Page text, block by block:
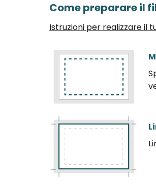
Come preparare il
Istruzioni per realizzare il